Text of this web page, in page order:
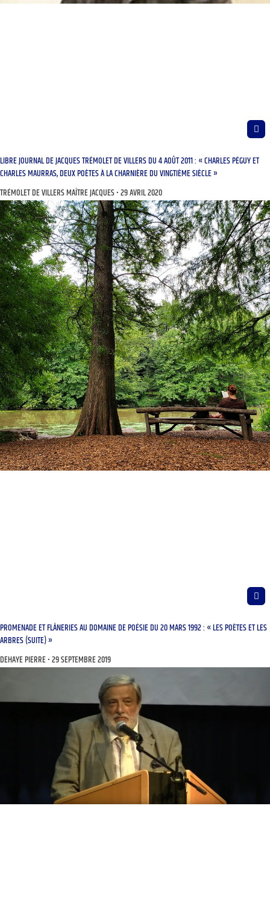
LIBRE JOURNAL DE JACQUES TRÉMOLET DE VILLERS DU 4 AOÛT 2011 : « CHARLES PÉGUY ET
CHARLES MAURRAS, DEUX POÈTES À LA CHARNIÈRE DU VINGTIÈME SIÈCLE »
TRÉMOLET DE VILLERS MAÎTRE JACQUES 29 AVRIL 2020
PROMENADE ET FLÂNERIES AU DOMAINE DE POÉSIE DU 20 MARS 1992 : « LES POÈTES ET LES
ARBRES (SUITE) »
DEHAYE PIERRE 29 SEPTEMBRE 2019